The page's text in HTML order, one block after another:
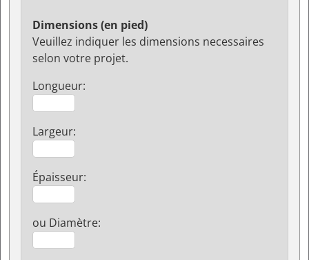
Dimensions (en pied)
Veuillez indiquer les dimensions necessaires
selon votre projet.
Longueur:
Largeur:
Épaisseur:
ou Diamètre: